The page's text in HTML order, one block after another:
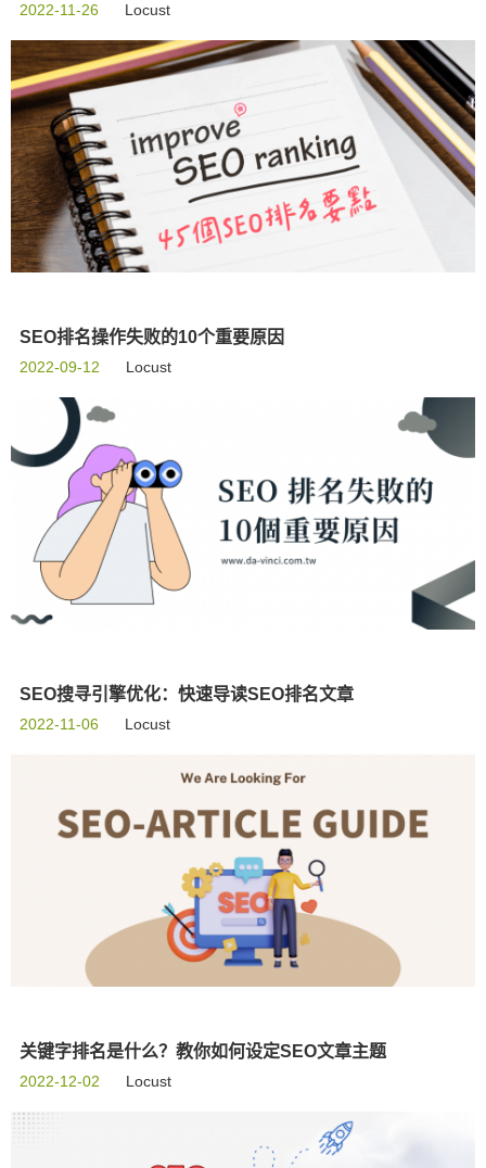
2022-11-26 Locust
SEO排名操作失败的10个重要原因
2022-09-12 Locust
SEO搜寻引擎优化：快速导读SEO排名文章
2022-11-06 Locust
关键字排名是什么？教你如何设定SEO文章主题
2022-12-02 Locust